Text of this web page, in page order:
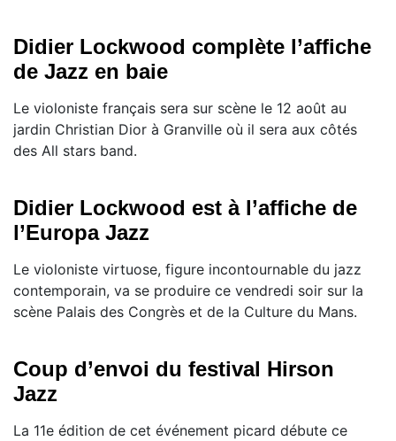
Didier Lockwood complète l’affiche
de Jazz en baie
Le violoniste français sera sur scène le 12 août au
jardin Christian Dior à Granville où il sera aux côtés
des All stars band.
Didier Lockwood est à l’affiche de
l’Europa Jazz
Le violoniste virtuose, figure incontournable du jazz
contemporain, va se produire ce vendredi soir sur la
scène Palais des Congrès et de la Culture du Mans.
Coup d’envoi du festival Hirson
Jazz
La 11e édition de cet événement picard débute ce